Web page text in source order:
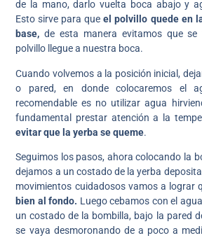
de la mano, darlo vuelta boca abajo y
Esto sirve para queel polvillo quede en
base, de esta manera evitamos que
polvillo llegue a nuestra boca.
Cuando volvemos a la posición inicial,
o pared, en donde colocaremos el
recomendable es no utilizar agua
fundamental prestar atención a la
evitar que la yerba se queme.
Seguimos los pasos, ahora colocando la
dejamos a un costado de la yerba
movimientos cuidadosos vamos a lograr
bien al fondo. Luego cebamos con el
un costado de la bombilla, bajo la pared
se vaya desmoronando de a poco a